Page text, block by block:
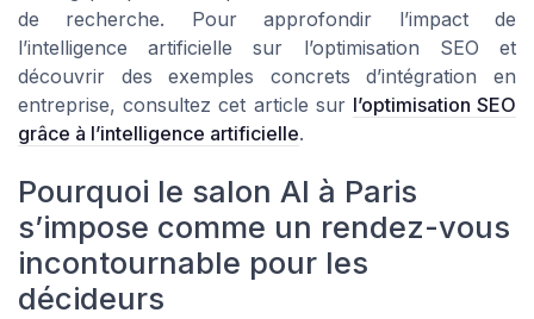
de recherche. Pour approfondir l’impact de
l’intelligence artificielle sur l’optimisation SEO et
découvrir des exemples concrets d’intégration en
entreprise, consultez cet article sur l’optimisation SEO
grâce à l’intelligence artificielle.
Pourquoi le salon AI à Paris
s’impose comme un rendez-vous
incontournable pour les
décideurs